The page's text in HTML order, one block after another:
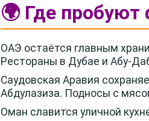
🌍 Где
ОАЭ остаётся главным
Рестораны в Дубае и Абу-
Саудовская Аравия
Абдулазиза. Подносы с
Оман славится уличной